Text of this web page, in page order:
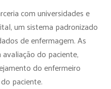
com universidades e
um sistema padronizado
de enfermagem. As
do paciente,
do enfermeiro
paciente.